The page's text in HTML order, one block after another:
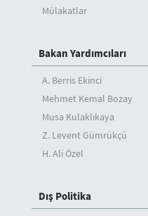
Mülakatlar
Bakan Yardımcıları
A. Berris Ekinci
Mehmet Kemal Bozay
Musa Kulaklıkaya
Z. Levent Gümrükçü
H. Ali Özel
Dış Politika